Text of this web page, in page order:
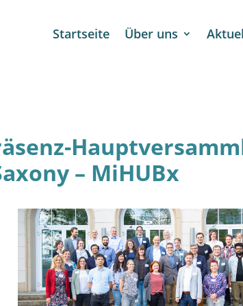
Startseite Über uns
– MiHUBx